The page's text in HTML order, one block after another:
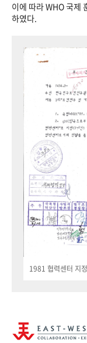
이에 따라 WHO 국제
하였다.
1981 협력센터 지